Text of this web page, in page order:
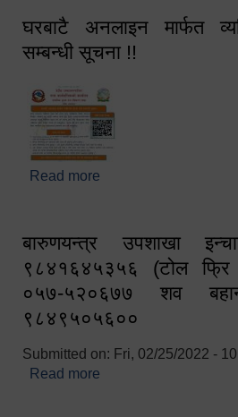
घरबाटै अनलाइन मार्फत
सम्बन्धी सूचना !!
Read more
बारुणयन्त्र उपशाखा
९८४१६४५३५६ (टोल
०५७-५२०६७७ शव
९८४९५०५६००
Submitted on: Fri, 02/25/2022 -
Read more